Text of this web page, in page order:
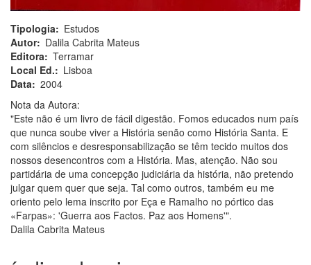
Tipologia
Estudos
Autor
Dalila Cabrita Mateus
Editora
Terramar
Local Ed.
Lisboa
Data
2004
Nota da Autora:
"Este não é um livro de fácil digestão. Fomos educados num país
que nunca soube viver a História senão como História Santa. E
com silêncios e desresponsabilização se têm tecido muitos dos
nossos desencontros com a História. Mas, atenção. Não sou
partidária de uma concepção judiciária da história, não pretendo
julgar quem quer que seja. Tal como outros, também eu me
oriento pelo lema inscrito por Eça e Ramalho no pórtico das
«Farpas»: 'Guerra aos Factos. Paz aos Homens'".
Dalila Cabrita Mateus